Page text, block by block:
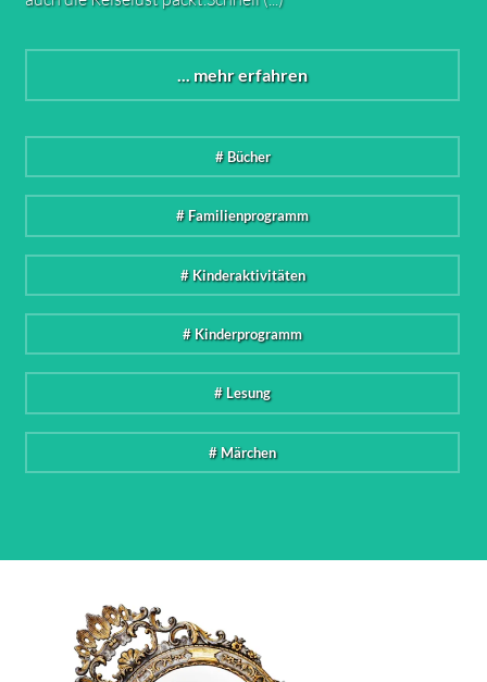
... mehr erfahren
# Bücher
# Familienprogramm
# Kinderaktivitäten
# Kinderprogramm
# Lesung
# Märchen